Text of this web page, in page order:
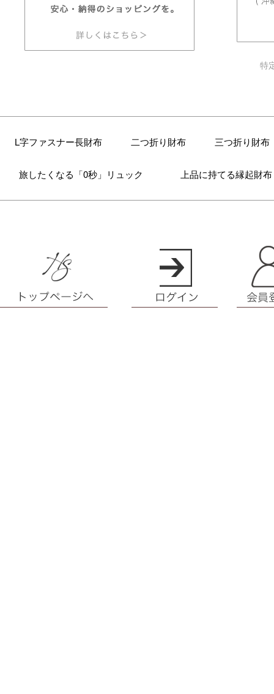
特
L字ファスナー長財布 二つ折り財布 三つ折り財布
旅したくなる「0秒」リュック 上品に持てる縁起財布